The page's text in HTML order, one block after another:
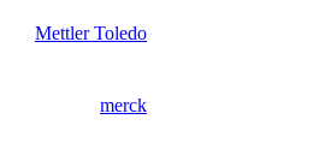
Mettler Toledo
merck